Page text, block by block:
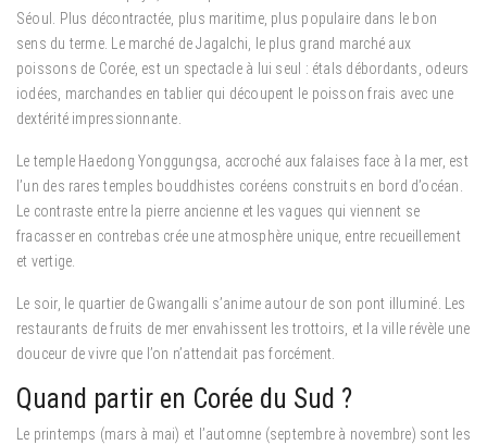
Séoul. Plus décontractée, plus maritime, plus populaire dans le bon
sens du terme. Le marché de Jagalchi, le plus grand marché aux
poissons de Corée, est un spectacle à lui seul : étals débordants, odeurs
iodées, marchandes en tablier qui découpent le poisson frais avec une
dextérité impressionnante.
Le temple Haedong Yonggungsa, accroché aux falaises face à la mer, est
l’un des rares temples bouddhistes coréens construits en bord d’océan.
Le contraste entre la pierre ancienne et les vagues qui viennent se
fracasser en contrebas crée une atmosphère unique, entre recueillement
et vertige.
Le soir, le quartier de Gwangalli s’anime autour de son pont illuminé. Les
restaurants de fruits de mer envahissent les trottoirs, et la ville révèle une
douceur de vivre que l’on n’attendait pas forcément.
Quand partir en Corée du Sud ?
Le printemps (mars à mai) et l’automne (septembre à novembre) sont les